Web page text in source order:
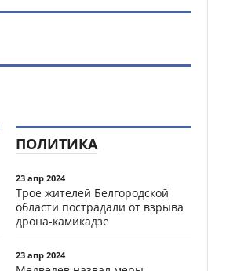
ПОЛИТИКА
23 апр 2024
Трое жителей Белгородской
области пострадали от взрыва
дрона-камикадзе
23 апр 2024